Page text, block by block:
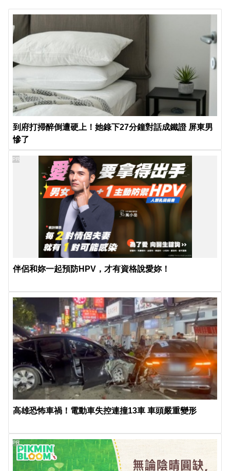
到府打掃醉倒遭硬上！她錄下27分鐘對話成鐵證 屏東男
慘了
伴侶和妳一起預防HPV，才有資格說愛妳！
PR
高雄恐怖車禍！電動車失控連撞13車 車頭嚴重變形
PR